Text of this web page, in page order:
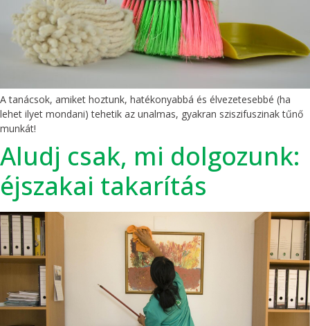
A tanácsok, amiket hoztunk, hatékonyabbá és élvezetesebbé (ha
lehet ilyet mondani) tehetik az unalmas, gyakran sziszifuszinak tűnő
munkát!
Aludj csak, mi dolgozunk:
éjszakai takarítás